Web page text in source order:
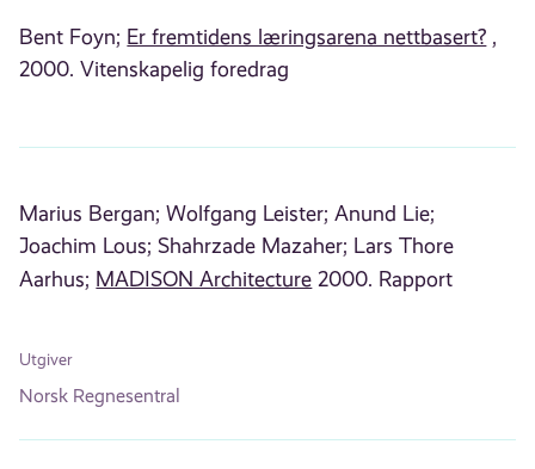
Bent Foyn; Er fremtidens læringsarena nettbasert? ,
2000. Vitenskapelig foredrag
Marius Bergan; Wolfgang Leister; Anund Lie;
Joachim Lous; Shahrzade Mazaher; Lars Thore
Aarhus; MADISON Architecture 2000. Rapport
Utgiver
Norsk Regnesentral